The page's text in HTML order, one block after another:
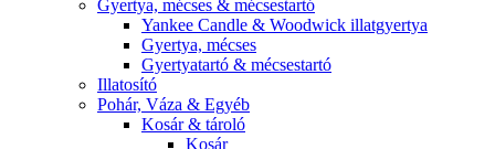
Gyertya, mécses & mécsestartó
Yankee Candle & Woodwick illatgyertya
Gyertya, mécses
Gyertyatartó & mécsestartó
Illatosító
Pohár, Váza & Egyéb
Kosár & tároló
Kosár